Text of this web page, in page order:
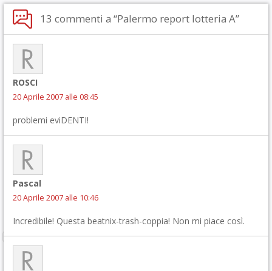
13 commenti a “Palermo report lotteria A”
ROSCI
20 Aprile 2007 alle 08:45
problemi eviDENTI!
Pascal
20 Aprile 2007 alle 10:46
Incredibile! Questa beatnix-trash-coppia! Non mi piace così.